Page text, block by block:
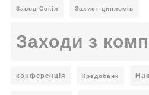
Завод Сокіл Захист дипломів
Заходи з
конференція Кредобанк